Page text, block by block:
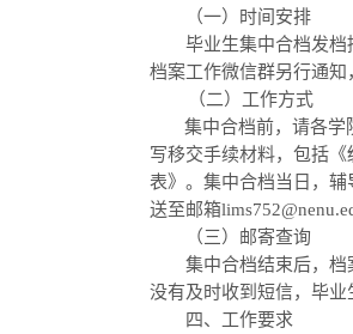
（一） 时间安排
毕业生集中合档发
档案工作微信群另行通知
（二）工作方式
集中合档前，请各学
写移交手续材料，包括
表》。集中合档当日，
送至邮箱
（三）邮寄查询
集中合档结束后，档
没有及时收到短信，毕
四、工作要求